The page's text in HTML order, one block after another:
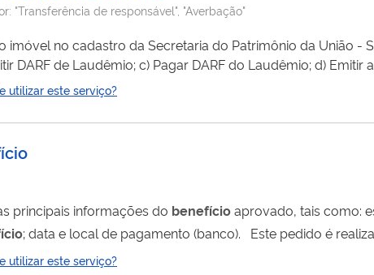
"Transferência de responsável", "Averbação"
no cadastro da Secretaria do Patrimônio da União -
DARF de Laudêmio; c) Pagar DARF do Laudêmio; d) Emitir
e/ou registrar o imóvel no Cartório competente.
utilizar este serviço?
principais informações do benefício
; data e local de pagamento (banco). Este pedido é realizado totalmente pela internet, você não precisa ir
utilizar este serviço?